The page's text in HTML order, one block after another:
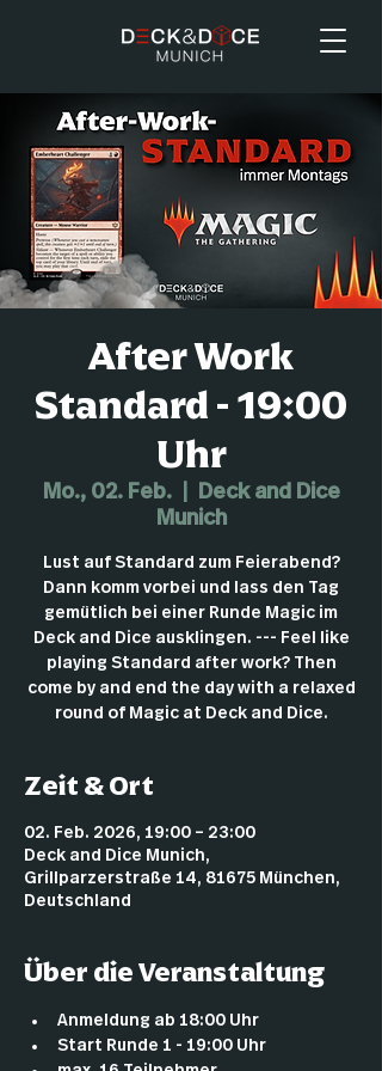
After Work
Standard - 19:00
Uhr
Mo., 02. Feb.
  |
Deck and Dice
Munich
Lust auf Standard zum Feierabend?
Dann komm vorbei und lass den Tag
gemütlich bei einer Runde Magic im
Deck and Dice ausklingen. --- Feel like
playing Standard after work? Then
come by and end the day with a relaxed
round of Magic at Deck and Dice.
Zeit & Ort
02. Feb. 2026, 19:00 – 23:00
Deck and Dice Munich,
Grillparzerstraße 14, 81675 München,
Deutschland
Über die Veranstaltung
Anmeldung ab 18:00 Uhr
Start Runde 1 - 19:00 Uhr